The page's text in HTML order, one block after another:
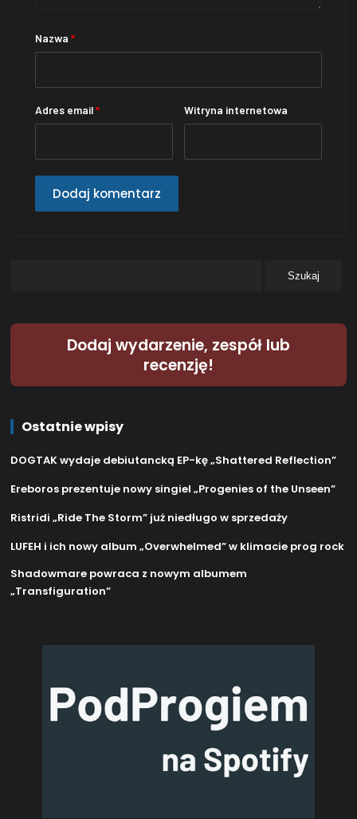
Nazwa*
Adres email* Witryna internetowa
Dodaj wydarzenie, zespół lub
recenzję!
Ostatnie wpisy
DOGTAK wydaje debiutancką EP-kę „Shattered Reflection”
Ereboros prezentuje nowy singiel „Progenies of the Unseen”
Ristridi „Ride The Storm” już niedługo w sprzedaży
LUFEH i ich nowy album „Overwhelmed” w klimacie prog rock
Shadowmare powraca z nowym albumem
„Transfiguration”